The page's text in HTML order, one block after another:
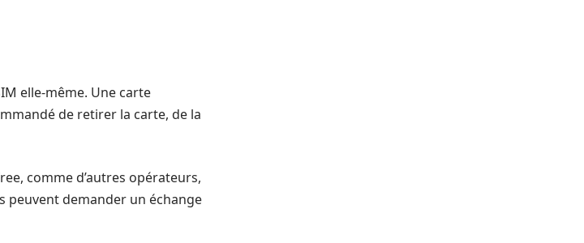
elle-même. Une carte
de retirer la carte, de la
comme d’autres opérateurs,
peuvent demander un échange